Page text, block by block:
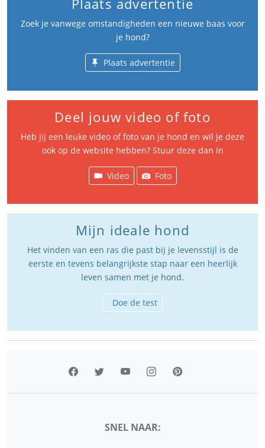
Plaats advertentie
Zoek je vanwege omstandigheden een nieuwe baas voor
je hond?
Plaats advertentie
Deel jouw video of foto
Heb jij een leuke video of foto van je hond en wil je deze
ook op de website hebben? Stuur deze dan in
Video Foto
Mijn ideale hond
Het vinden van een ras die past bij je levensstijl is de
eerste en tevens belangrijkste stap naar een heerlijk
leven samen met je hond.
Doe de test
SNEL NAAR: